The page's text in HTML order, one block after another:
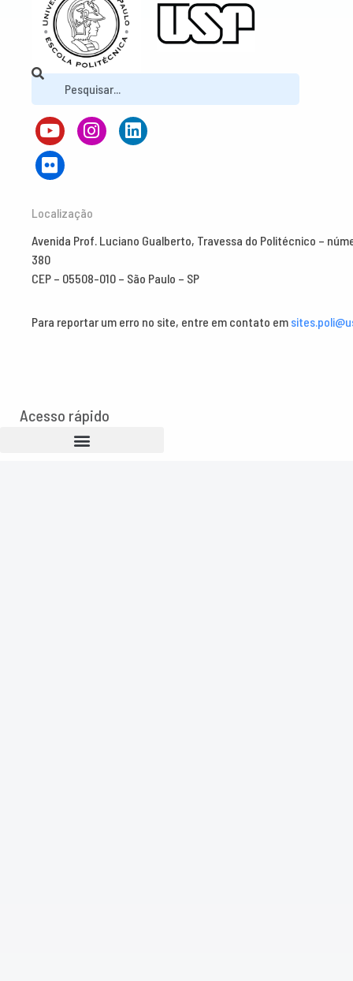
Localização
Avenida Prof. Luciano Gualberto, Travessa do Politécnico –
380
CEP – 05508-010 – São Paulo – SP
Para reportar um erro no site, entre em contato em
Acesso rápido